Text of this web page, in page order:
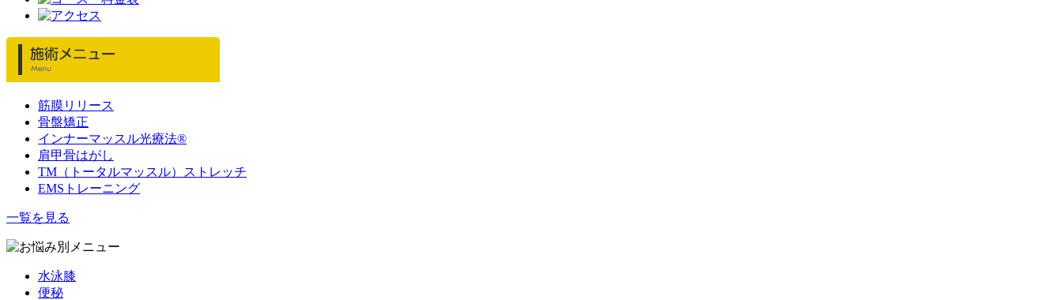
筋膜リリース
骨盤矯正
インナーマッスル光療法®️
肩甲骨はがし
TM（トータルマッスル）ストレッチ
EMSトレーニング
一覧を見る
水泳膝
便秘